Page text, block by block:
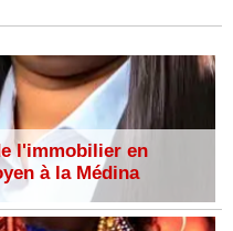
l'immobilier en
à la Médina